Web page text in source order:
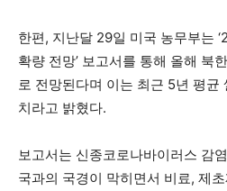
한편, 지난달 29일 미국 농무부는
확량 전망’ 보고서를 통해 올해 북
로 전망된다며 이는 최근 5년 평균
치라고 밝혔다.
보고서는 신종코로나바이러스 감
국과의 국경이 막히면서 비료, 제